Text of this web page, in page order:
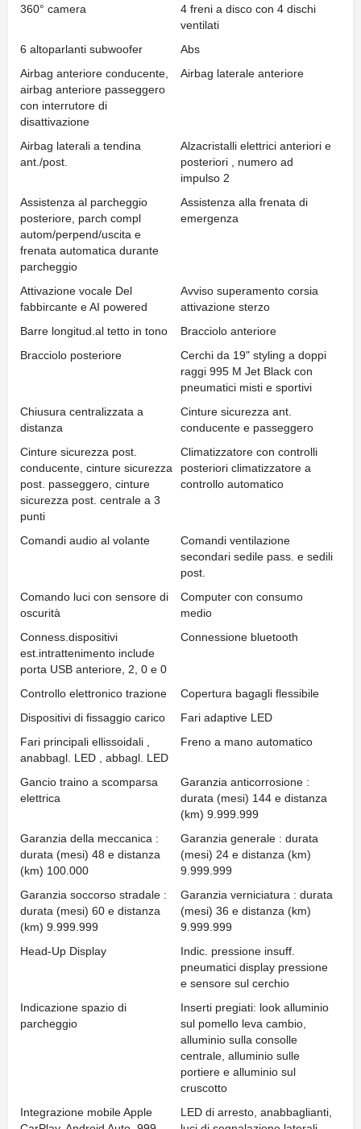
360° camera
4 freni a disco con 4 dischi
ventilati
6 altoparlanti subwoofer
Abs
Airbag anteriore conducente,
airbag anteriore passeggero
con interrutore di
disattivazione
Airbag laterale anteriore
Airbag laterali a tendina
ant./post.
Alzacristalli elettrici anteriori e
posteriori , numero ad
impulso 2
Assistenza al parcheggio
posteriore, parch compl
autom/perpend/uscita e
frenata automatica durante
parcheggio
Assistenza alla frenata di
emergenza
Attivazione vocale Del
fabbircante e AI powered
Avviso superamento corsia
attivazione sterzo
Barre longitud.al tetto in tono
Bracciolo anteriore
Bracciolo posteriore
Cerchi da 19" styling a doppi
raggi 995 M Jet Black con
pneumatici misti e sportivi
Chiusura centralizzata a
distanza
Cinture sicurezza ant.
conducente e passeggero
Cinture sicurezza post.
conducente, cinture sicurezza
post. passeggero, cinture
sicurezza post. centrale a 3
punti
Climatizzatore con controlli
posteriori climatizzatore a
controllo automatico
Comandi audio al volante
Comandi ventilazione
secondari sedile pass. e sedili
post.
Comando luci con sensore di
oscurità
Computer con consumo
medio
Conness.dispositivi
est.intrattenimento include
porta USB anteriore, 2, 0 e 0
Connessione bluetooth
Controllo elettronico trazione
Copertura bagagli flessibile
Dispositivi di fissaggio carico
Fari adaptive LED
Fari principali ellissoidali ,
anabbagl. LED , abbagl. LED
Freno a mano automatico
Gancio traino a scomparsa
elettrica
Garanzia anticorrosione :
durata (mesi) 144 e distanza
(km) 9.999.999
Garanzia della meccanica :
durata (mesi) 48 e distanza
(km) 100.000
Garanzia generale : durata
(mesi) 24 e distanza (km)
9.999.999
Garanzia soccorso stradale :
durata (mesi) 60 e distanza
(km) 9.999.999
Garanzia verniciatura : durata
(mesi) 36 e distanza (km)
9.999.999
Head-Up Display
Indic. pressione insuff.
pneumatici display pressione
e sensore sul cerchio
Indicazione spazio di
parcheggio
Inserti pregiati: look alluminio
sul pomello leva cambio,
alluminio sulla consolle
centrale, alluminio sulle
portiere e alluminio sul
cruscotto
Integrazione mobile Apple
LED di arresto, anabbaglianti,